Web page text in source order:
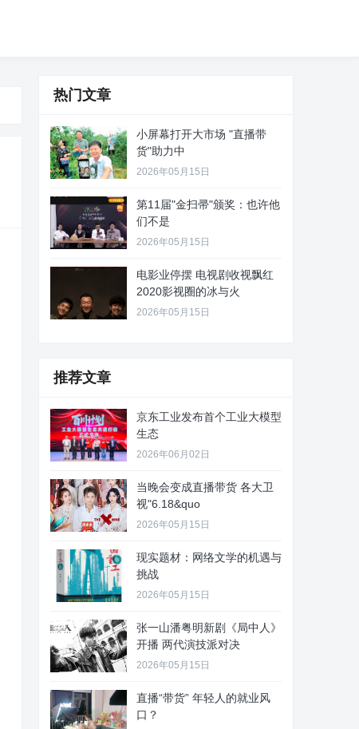
热门文章
小屏幕打开大市场 "直播带
货"助力中
2026年05月15日
第11届"金扫帚"颁奖：也许他
们不是
2026年05月15日
电影业停摆 电视剧收视飘红
2020影视圈的冰与火
2026年05月15日
推荐文章
京东工业发布首个工业大模型
生态
2026年06月02日
当晚会变成直播带货 各大卫
视"6.18&quo
2026年05月15日
现实题材：网络文学的机遇与
挑战
2026年05月15日
张一山潘粤明新剧《局中人》
开播 两代演技派对决
2026年05月15日
直播“带货” 年轻人的就业风
口？